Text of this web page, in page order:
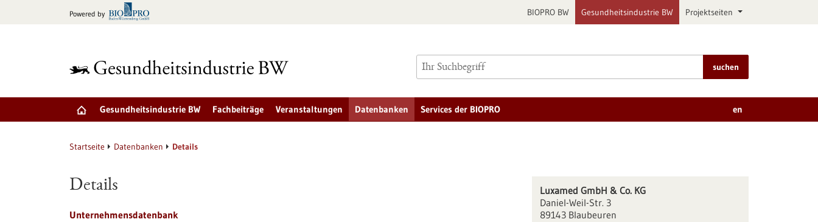
Powered by BIOPRO BW Gesundheitsindustrie BW Projektseiten
suchen
Gesundheitsindustrie BW Fachbeiträge Veranstaltungen Datenbanken Services der BIOPRO en
Startseite Datenbanken Details
Details
Unternehmensdatenbank
Luxamed GmbH & Co. KG
Daniel-Weil-Str. 3
89143 Blaubeuren